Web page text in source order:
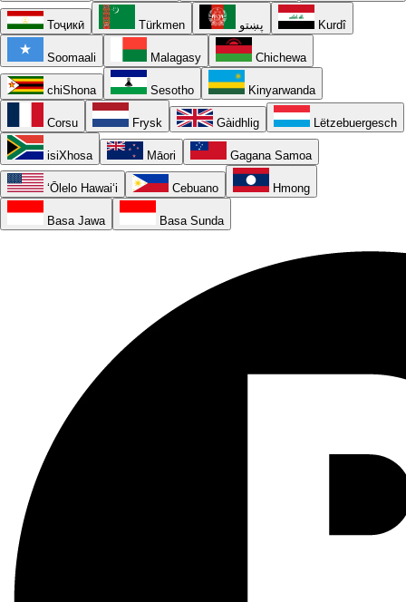
Тоҷикӣ Türkmen پښتو Kurdî
Soomaali Malagasy Chichewa
chiShona Sesotho Kinyarwanda
Corsu Frysk Gàidhlig Lëtzebuergesch
isiXhosa Māori Gagana Samoa
ʻŌlelo Hawaiʻi Cebuano Hmong
Basa Jawa Basa Sunda